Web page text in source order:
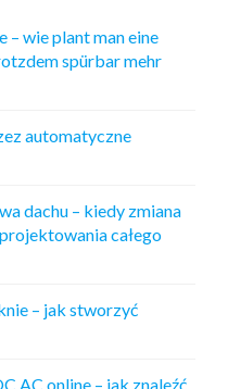
– wie plant man eine
spürbar mehr
automatyczne
dachu – kiedy zmiana
całego
– jak stworzyć
AC online – jak znaleźć